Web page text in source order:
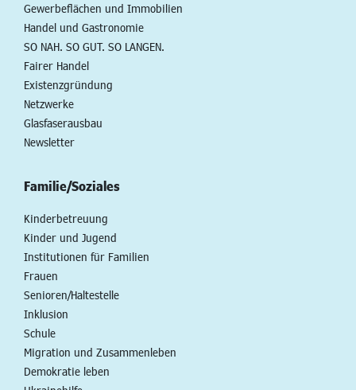
Gewerbeflächen und Immobilien
Handel und Gastronomie
SO NAH. SO GUT. SO LANGEN.
Fairer Handel
Existenzgründung
Netzwerke
Glasfaserausbau
Newsletter
Familie/Soziales
Kinderbetreuung
Kinder und Jugend
Institutionen für Familien
Frauen
Senioren/Haltestelle
Inklusion
Schule
Migration und Zusammenleben
Demokratie leben